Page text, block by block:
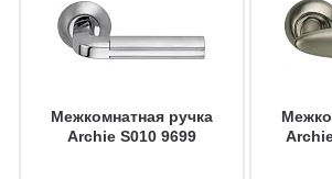
Межкомнатная ручка
Archie S010 9699